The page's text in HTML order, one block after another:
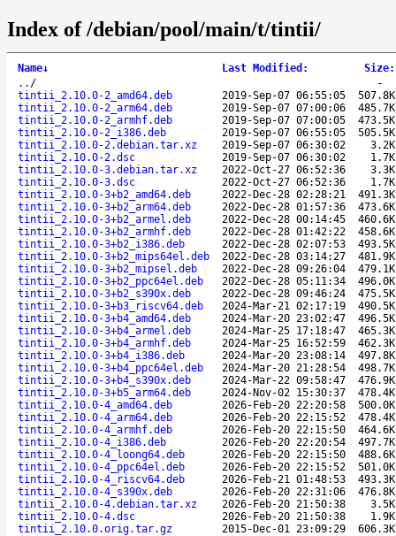
Index of /debian/pool/main/t/tintii/
Name↓ Last Modified : Size:
.. /
-
tintii_2.10.0-2_amd64.deb
2019-Sep-07 06:55:05
507.8K
tintii_2.10.0-2_arm64.deb
2019-Sep-07 07:00:06
485.7K
tintii_2.10.0-2_armhf.deb
2019-Sep-07 07:00:05
473.5K
tintii_2.10.0-2_i386.deb
2019-Sep-07 06:55:05
505.5K
tintii_2.10.0-2.debian.tar.xz
2019-Sep-07 06:30:02
3.2K
tintii_2.10.0-2.dsc
2019-Sep-07 06:30:02
1.7K
tintii_2.10.0-3.debian.tar.xz
2022-Oct-27 06:52:36
3.3K
tintii_2.10.0-3.dsc
2022-Oct-27 06:52:36
1.7K
tintii_2.10.0-3+b2_amd64.deb
2022-Dec-28 02:28:21
491.3K
tintii_2.10.0-3+b2_arm64.deb
2022-Dec-28 01:57:36
473.6K
tintii_2.10.0-3+b2_armel.deb
2022-Dec-28 00:14:45
460.6K
tintii_2.10.0-3+b2_armhf.deb
2022-Dec-28 01:42:22
458.6K
tintii_2.10.0-3+b2_i386.deb
2022-Dec-28 02:07:53
493.5K
tintii_2.10.0-3+b2_mips64el.deb
2022-Dec-28 03:14:27
481.9K
tintii_2.10.0-3+b2_mipsel.deb
2022-Dec-28 09:26:04
479.1K
tintii_2.10.0-3+b2_ppc64el.deb
2022-Dec-28 05:11:34
496.0K
tintii_2.10.0-3+b2_s390x.deb
2022-Dec-28 09:46:24
475.5K
tintii_2.10.0-3+b3_riscv64.deb
2024-Mar-21 02:17:19
490.5K
tintii_2.10.0-3+b4_amd64.deb
2024-Mar-20 23:02:47
496.5K
tintii_2.10.0-3+b4_armel.deb
2024-Mar-25 17:18:47
465.3K
tintii_2.10.0-3+b4_armhf.deb
2024-Mar-25 16:52:59
462.3K
tintii_2.10.0-3+b4_i386.deb
2024-Mar-20 23:08:14
497.8K
tintii_2.10.0-3+b4_ppc64el.deb
2024-Mar-20 21:28:54
498.7K
tintii_2.10.0-3+b4_s390x.deb
2024-Mar-22 09:58:47
476.9K
tintii_2.10.0-3+b5_arm64.deb
2024-Nov-02 15:30:37
478.4K
tintii_2.10.0-4_amd64.deb
2026-Feb-20 22:20:58
500.0K
tintii_2.10.0-4_arm64.deb
2026-Feb-20 22:15:52
478.4K
tintii_2.10.0-4_armhf.deb
2026-Feb-20 22:15:50
464.6K
tintii_2.10.0-4_i386.deb
2026-Feb-20 22:20:54
497.7K
tintii_2.10.0-4_loong64.deb
2026-Feb-20 22:15:50
488.6K
tintii_2.10.0-4_ppc64el.deb
2026-Feb-20 22:15:52
501.0K
tintii_2.10.0-4_riscv64.deb
2026-Feb-21 01:48:53
493.3K
tintii_2.10.0-4_s390x.deb
2026-Feb-20 22:31:06
476.8K
tintii_2.10.0-4.debian.tar.xz
2026-Feb-20 21:50:38
3.5K
tintii_2.10.0-4.dsc
2026-Feb-20 21:50:38
1.9K
tintii_2.10.0.orig.tar.gz
2015-Dec-01 23:09:29 606.3K